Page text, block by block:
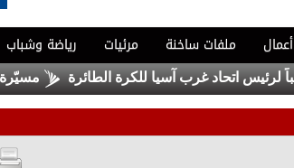
ملفات ساخنة مرئيات رياضة وشباب
اتحاد غرب آسيا للكرة الطائرة مسيّرة